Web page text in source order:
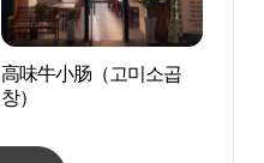
高味牛小肠（고미소곱
창）